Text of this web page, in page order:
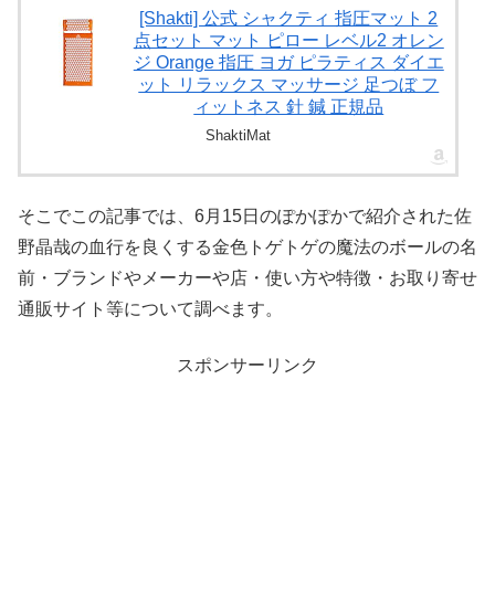
[Shakti] 公式 シャクティ 指圧マット 2
点セット マット ピロー レベル2 オレン
ジ Orange 指圧 ヨガ ピラティス ダイエ
ット リラックス マッサージ 足つぼ フ
ィットネス 針 鍼 正規品
ShaktiMat
そこでこの記事では、6月15日のぽかぽかで紹介された佐
野晶哉の血行を良くする金色トゲトゲの魔法のボールの名
前・ブランドやメーカーや店・使い方や特徴・お取り寄せ
通販サイト等について調べます。
スポンサーリンク